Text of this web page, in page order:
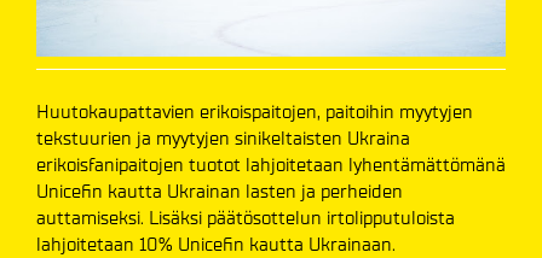
Huutokaupattavien erikoispaitojen, paitoihin myytyjen
tekstuurien ja myytyjen sinikeltaisten Ukraina
erikoisfanipaitojen tuotot lahjoitetaan lyhentämättömänä
Unicefin kautta Ukrainan lasten ja perheiden
auttamiseksi. Lisäksi päätösottelun irtolipputuloista
lahjoitetaan 10% Unicefin kautta Ukrainaan.